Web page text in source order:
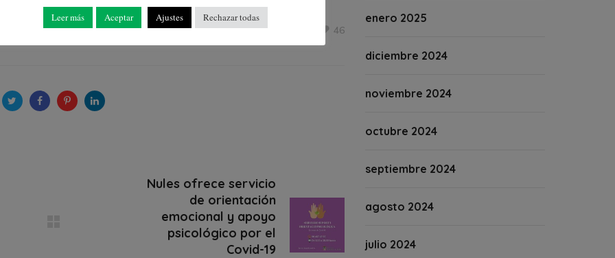
46
Nules ofrece servicio
de orientación
emocional y apoyo
psicológico por el
Covid-19
enero 2025
diciembre 2024
noviembre 2024
octubre 2024
septiembre 2024
agosto 2024
julio 2024
Leer más Aceptar Ajustes Rechazar todas